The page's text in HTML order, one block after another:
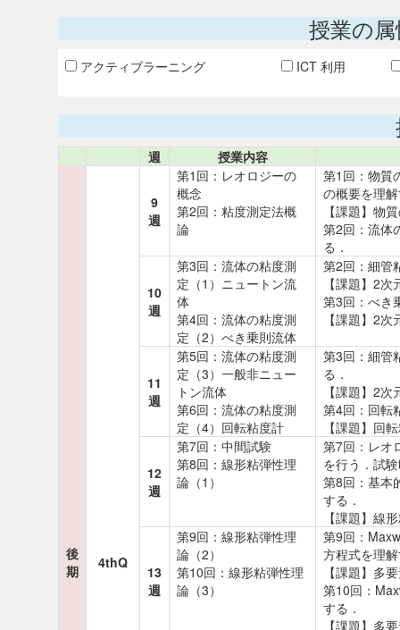
授業の
アクティブラーニング ICT 利用
週 授業内容
後
期
4thQ
9
週
第1回：レオロジーの
概念
第2回：粘度測定法概
論
第1回：物質
の概要を理
【課題】物
第2回：流体
る．
10
週
第3回：流体の粘度測
定（1）ニュートン流
体
第4回：流体の粘度測
定（2）べき乗則流体
第2回：細管
【課題】2
第3回：べき
【課題】2
11
週
第5回：流体の粘度測
定（3）一般非ニュー
トン流体
第6回：流体の粘度測
定（4）回転粘度計
第3回：細管
る．
【課題】2
第4回：回転
【課題】回
12
週
第7回：中間試験
第8回：線形粘弾性理
論（1）
第7回：レオ
を行う．試
第8回：基本
する．
【課題】線
13
週
第9回：線形粘弾性理
論（2）
第10回：線形粘弾性理
論（3）
第9回：
方程式を理
【課題】多
第10回：
する．
【課題】多